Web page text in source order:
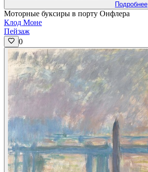
Подробнее
Моторные буксиры в порту Онфлера
Клод Моне
Пейзаж
0